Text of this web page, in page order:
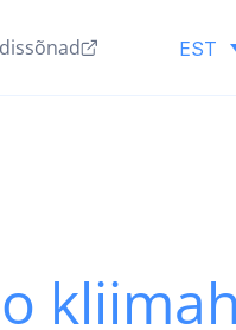
EST